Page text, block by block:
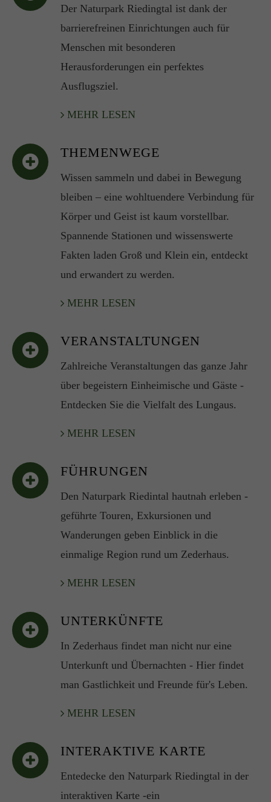
Der Naturpark Riedingtal ist dank der
barrierefreinen Einrichtungen auch für
Menschen mit besonderen
Herausforderungen ein perfektes
Ausflugsziel.
MEHR LESEN
THEMENWEGE
Wissen sammeln und dabei in Bewegung
bleiben – eine wohltuendere Verbindung für
Körper und Geist ist kaum vorstellbar.
Spannende Stationen und wissenswerte
Fakten laden Groß und Klein ein, entdeckt
und erwandert zu werden.
MEHR LESEN
VERANSTALTUNGEN
Zahlreiche Veranstaltungen das ganze Jahr
über begeistern Einheimische und Gäste -
Entdecken Sie die Vielfalt des Lungaus.
MEHR LESEN
FÜHRUNGEN
Den Naturpark Riedintal hautnah erleben -
geführte Touren, Exkursionen und
Wanderungen geben Einblick in die
einmalige Region rund um Zederhaus.
MEHR LESEN
UNTERKÜNFTE
In Zederhaus findet man nicht nur eine
Unterkunft und Übernachten - Hier findet
man Gastlichkeit und Freunde für's Leben.
MEHR LESEN
INTERAKTIVE KARTE
Entedecke den Naturpark Riedingtal in der
interaktiven Karte -ein